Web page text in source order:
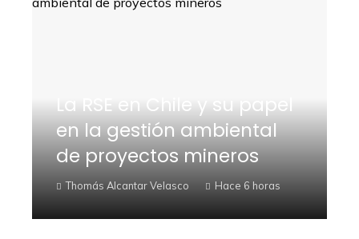
La RSE en Chile y su papel
en la gestión ambiental
de proyectos mineros
Thomás Alcantar Velasco Hace 6 horas